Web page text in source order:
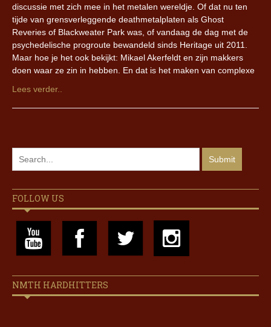
discussie met zich mee in het metalen wereldje. Of dat nu ten
tijde van grensverleggende deathmetalplaten als Ghost
Reveries of Blackweater Park was, of vandaag de dag met de
psychedelische progroute bewandeld sinds Heritage uit 2011.
Maar hoe je het ook bekijkt: Mikael Akerfeldt en zijn makkers
doen waar ze zin in hebben. En dat is het maken van complexe
Lees verder..
FOLLOW US
NMTH HARDHITTERS